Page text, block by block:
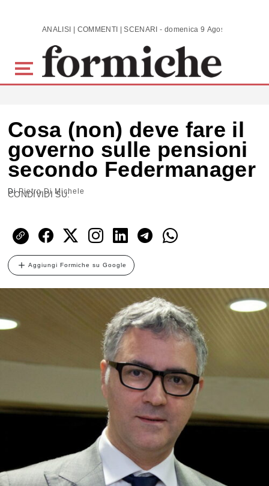
Skip to main content ANALISI | COMMENTI | SCENARI - domenica 9 Agosto 2026
Cosa (non) deve fare il
governo sulle pensioni
secondo Federmanager
DiPietro Di Michele
CONDIVIDI SU:
Aggiungi Formiche su Google